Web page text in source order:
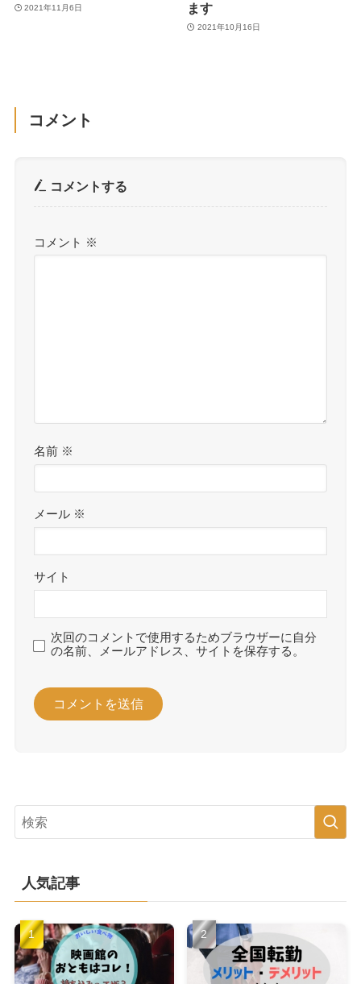
2021年11月6日
ます
2021年10月16日
コメント
コメントする
コメント ※
名前 ※
メール ※
サイト
次回のコメントで使用するためブラウザーに自分
の名前、メールアドレス、サイトを保存する。
人気記事